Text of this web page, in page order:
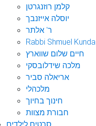
קלמן רוזנגרטן
יוסלה אייזנבך
ר' אלתר
Rabbi Shmuel Kunda
חיים שלום שווארץ
מלכה שידלובסקי
אריאלה סביר
מלכהלי
חינוך בחיוך
חבורת מצוות
סרטים לילדים